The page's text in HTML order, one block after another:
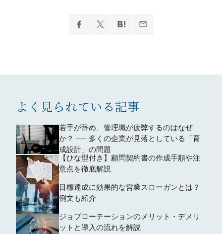
よく見られている記事
若手が辞め、管理職が疲弊するのはなぜ
か？ ── 多くの企業が見落としている「育
成設計」の問題
【ひな型付き】顧問契約書の作成手順や注
意点を徹底解説
目標達成に効果的な営業スローガンとは？
例文も紹介
ジョブローテーションのメリット・デメリ
ットと導入の流れを解説